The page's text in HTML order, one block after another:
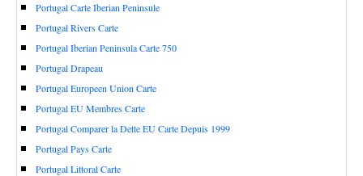
Portugal Carte Iberian Peninsule
Portugal Rivers Carte
Portugal Iberian Peninsula Carte 750
Portugal Drapeau
Portugal Europeen Union Carte
Portugal EU Membres Carte
Portugal Comparer la Dette EU Carte Depuis 1999
Portugal Pays Carte
Portugal Littoral Carte